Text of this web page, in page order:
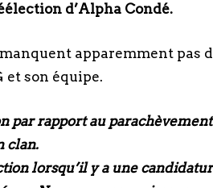
d’Alpha Condé.
apparemment pas
et son équipe.
par rapport au
clan.
lorsqu’il y a une